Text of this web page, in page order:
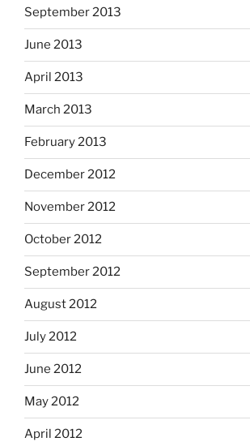
September 2013
June 2013
April 2013
March 2013
February 2013
December 2012
November 2012
October 2012
September 2012
August 2012
July 2012
June 2012
May 2012
April 2012